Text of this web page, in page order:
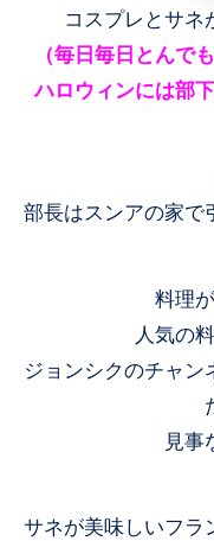
コスプレとサネ
（毎日毎日とんで
ハロウィンには部
部長はスンアの家で
料理
人気の
ジョンシクのチャン
見事
サネが美味しいフラ